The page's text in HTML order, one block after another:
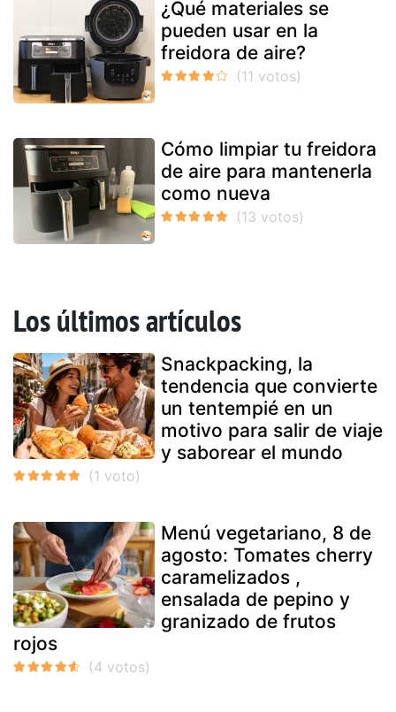
¿Qué materiales se
pueden usar en la
freidora de aire?
Cómo limpiar tu freidora
de aire para mantenerla
como nueva
Los últimos artículos
Snackpacking, la
tendencia que convierte
un tentempié en un
motivo para salir de viaje
y saborear el mundo
Menú vegetariano, 8 de
agosto: Tomates cherry
caramelizados ,
ensalada de pepino y
granizado de frutos
rojos